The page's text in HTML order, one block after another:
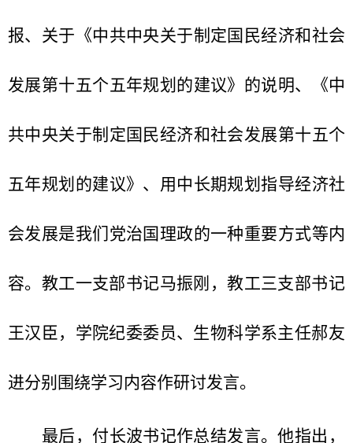
报、关于《中共中央关于制定国民经济和社会
发展第十五个五年规划的建议》的说明、《中
共中央关于制定国民经济和社会发展第十五个
五年规划的建议》、用中长期规划指导经济社
会发展是我们党治国理政的一种重要方式等内
容。教工一支部书记马振刚，教工三支部书记
王汉臣，学院纪委委员、 生物科学系主任郝友
进分别围绕学习内容作研讨发言。
最后，付长波书记作总结发言。他指出，